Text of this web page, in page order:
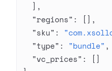
  ],
  "regions"
: [],
  "sku"
:
  "type"
: "bundle" ,
  "vc_prices"
: []